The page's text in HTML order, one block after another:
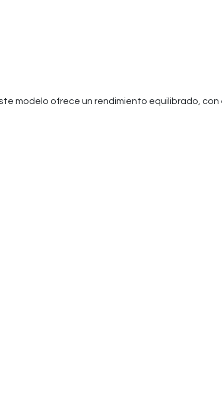
modelo ofrece un rendimiento equilibrado, con